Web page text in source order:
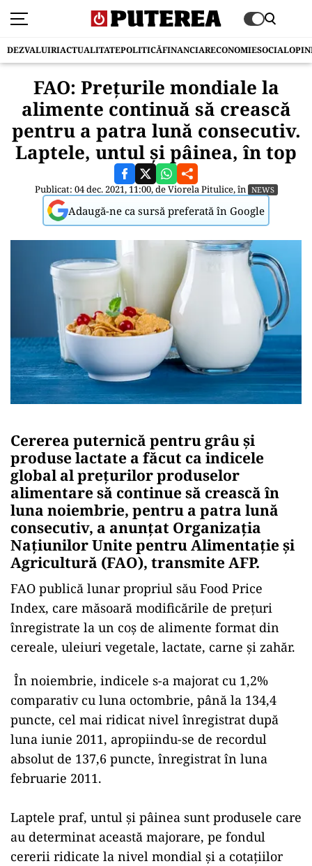
DEZVALUIRIACTUALITATEPOLITICĂFINANCIARECONOMIESOCIAL
FAO: Prețurile mondiale la
alimente continuă să crească
pentru a patra lună consecutiv.
Laptele, untul și pâinea, în top
Publicat: 04 dec. 2021, 11:00, deViorela Pitulice, în NEWS
Adaugă-ne ca sursă preferată în Google
Cererea puternică pentru grâu şi
produse lactate a făcut ca indicele
global al preţurilor produselor
alimentare să continue să crească în
luna noiembrie, pentru a patra lună
consecutiv, a anunţat Organizaţia
Naţiunilor Unite pentru Alimentaţie şi
Agricultură (FAO), transmite AFP.
FAO publică lunar propriul său Food Price
Index, care măsoară modificările de preţuri
înregistrate la un coş de alimente format din
cereale, uleiuri vegetale, lactate, carne şi zahăr.
În noiembrie, indicele s-a majorat cu 1,2%
comparativ cu luna octombrie, până la 134,4
puncte, cel mai ridicat nivel înregistrat după
luna iunie 2011, apropiindu-se de recordul
absolut de 137,6 puncte, înregistrat în luna
februarie 2011.
Laptele praf, untul şi pâinea sunt produsele care
au determinat această majorare, pe fondul
cererii ridicate la nivel mondial şi a cotaţiilor